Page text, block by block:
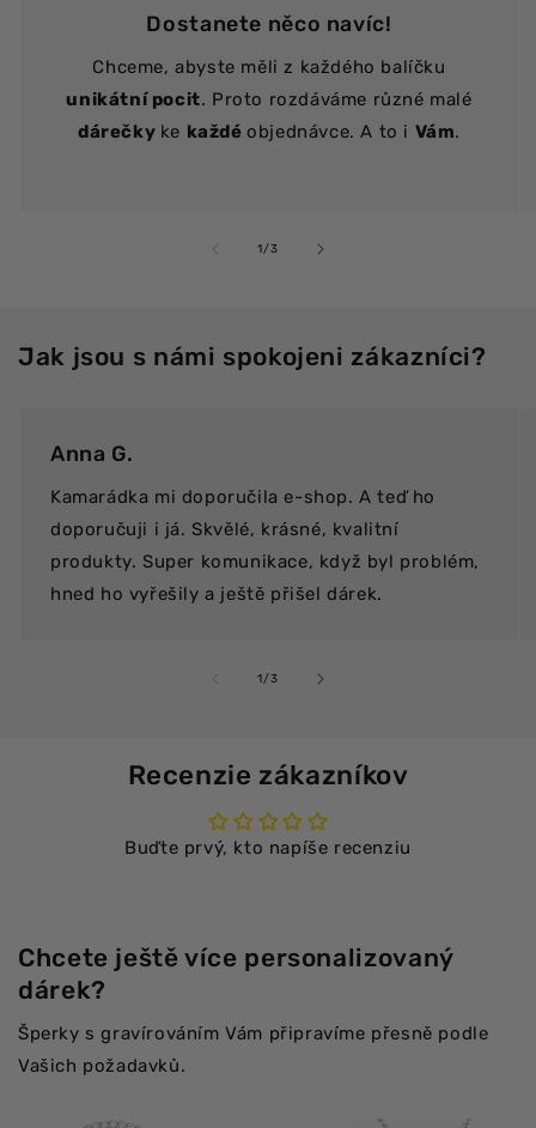
Dostanete něco navíc!
Chceme, abyste měli z každého balíčku
unikátní pocit. Proto rozdáváme různé malé
dárečky ke každé objednávce. A to i Vám.
1/z3
Jak jsou s námi spokojeni zákazníci?
Anna G.
Kamarádka mi doporučila e-shop. A teď ho
doporučuji i já. Skvělé, krásné, kvalitní
produkty. Super komunikace, když byl problém,
hned ho vyřešily a ještě přišel dárek.
1/z3
Recenzie zákazníkov
Buďte prvý, kto napíše recenziu
Chcete ještě více personalizovaný
dárek?
Šperky s gravírováním Vám připravíme přesně podle
Vašich požadavků.